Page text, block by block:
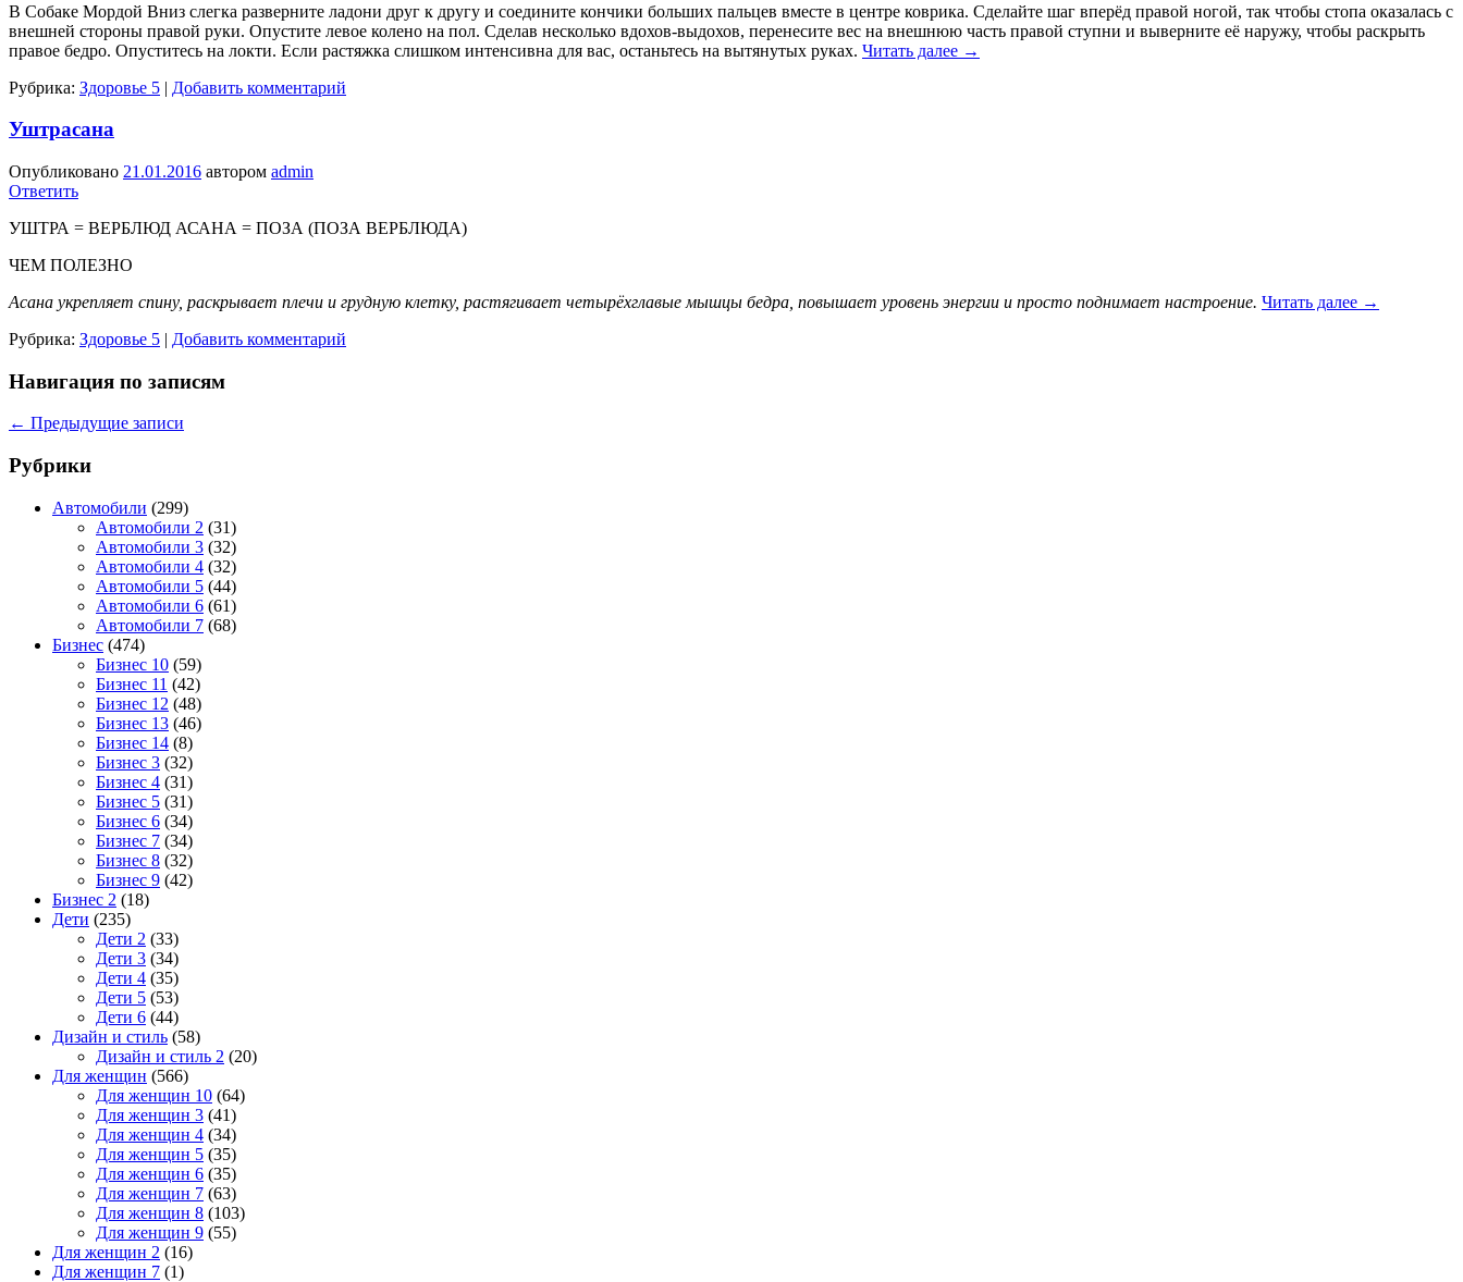
В Собаке Мордой Вниз слегка разверните ладони друг к другу и соедините кончики больших пальцев вместе в центре коври­ка. Сделайте шаг вперёд правой ногой, так чтобы стопа оказалась с
внешней стороны правой руки. Опустите левое колено на пол. Сделав несколько вдо­хов-выдохов, перенесите вес на внеш­нюю часть правой ступни и выверните её наружу, чтобы раскрыть
правое бедро. Опуститесь на локти. Если растяжка слиш­ком интенсивна для вас, останьтесь на вытянутых руках. Читать далее →
Рубрика: Здоровье 5 | Добавить комментарий
Уштрасана
Опубликовано 21.01.2016 автором admin
Ответить
УШТРА = ВЕРБЛЮД АСАНА = ПОЗА (ПОЗА ВЕРБЛЮДА)
ЧЕМ ПОЛЕЗНО
Асана укрепляет спину, раскрывает плечи и груд­ную клетку, растягивает четырёхглавые мышцы бедра, повышает уровень энергии и просто подни­мает настроение. Читать далее →
Рубрика: Здоровье 5 | Добавить комментарий
Навигация по записям
← Предыдущие записи
Рубрики
Автомобили (299)
Автомобили 2 (31)
Автомобили 3 (32)
Автомобили 4 (32)
Автомобили 5 (44)
Автомобили 6 (61)
Автомобили 7 (68)
Бизнес (474)
Бизнес 10 (59)
Бизнес 11 (42)
Бизнес 12 (48)
Бизнес 13 (46)
Бизнес 14 (8)
Бизнес 3 (32)
Бизнес 4 (31)
Бизнес 5 (31)
Бизнес 6 (34)
Бизнес 7 (34)
Бизнес 8 (32)
Бизнес 9 (42)
Бизнес 2 (18)
Дети (235)
Дети 2 (33)
Дети 3 (34)
Дети 4 (35)
Дети 5 (53)
Дети 6 (44)
Дизайн и стиль (58)
Дизайн и стиль 2 (20)
Для женщин (566)
Для женщин 10 (64)
Для женщин 3 (41)
Для женщин 4 (34)
Для женщин 5 (35)
Для женщин 6 (35)
Для женщин 7 (63)
Для женщин 8 (103)
Для женщин 9 (55)
Для женщин 2 (16)
Для женщин 7 (1)